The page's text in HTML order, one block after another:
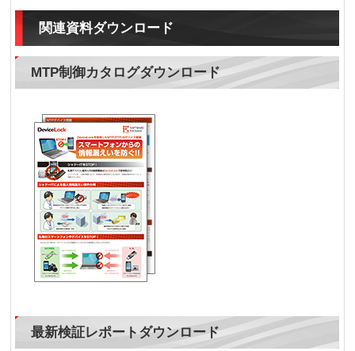
関連資料ダウンロード
MTP制御カタログダウンロード
最新検証レポートダウンロード